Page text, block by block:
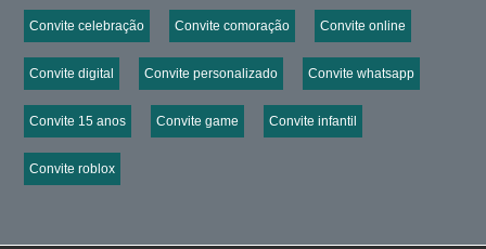
Convite celebração Convite comoração Convite online
Convite digital Convite personalizado Convite whatsapp
Convite 15 anos Convite game Convite infantil
Convite roblox